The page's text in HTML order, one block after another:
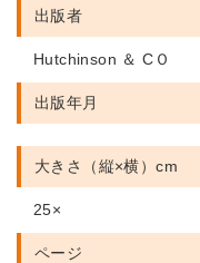
出版者
Hutchinson ＆ CＯ
出版年月
大きさ（縦×横）cm
25×
ページ